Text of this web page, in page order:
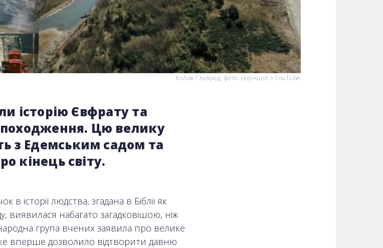
Колаж Главред, фото: скріншот з YouTube
історію Євфрату та
Цю велику
з Едемським садом та
кінець світу.
в історії людства, згадана в Біблії як
виявилася набагато загадковішою, ніж
група вчених заявила про велике
вперше дозволило відтворити давню